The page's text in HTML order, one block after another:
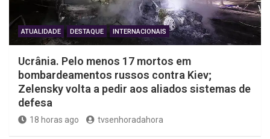
ATUALIDADE DESTAQUE INTERNACIONAIS
Ucrânia. Pelo menos 17 mortos em
bombardeamentos russos contra Kiev;
Zelensky volta a pedir aos aliados sistemas de
defesa
18 horas ago tvsenhoradahora